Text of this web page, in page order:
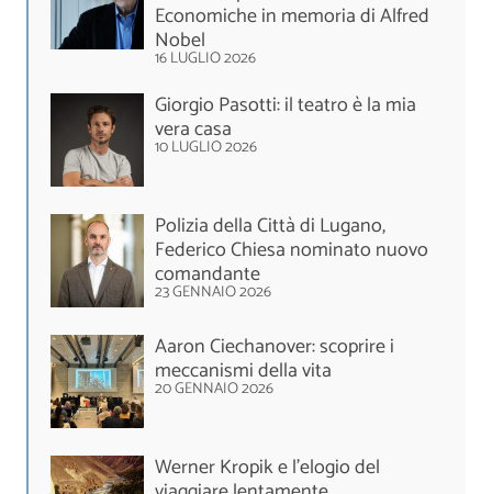
Economiche in memoria di Alfred
Nobel
16 LUGLIO 2026
Giorgio Pasotti: il teatro è la mia
vera casa
10 LUGLIO 2026
Polizia della Città di Lugano,
Federico Chiesa nominato nuovo
comandante
23 GENNAIO 2026
Aaron Ciechanover: scoprire i
meccanismi della vita
20 GENNAIO 2026
Werner Kropik e l’elogio del